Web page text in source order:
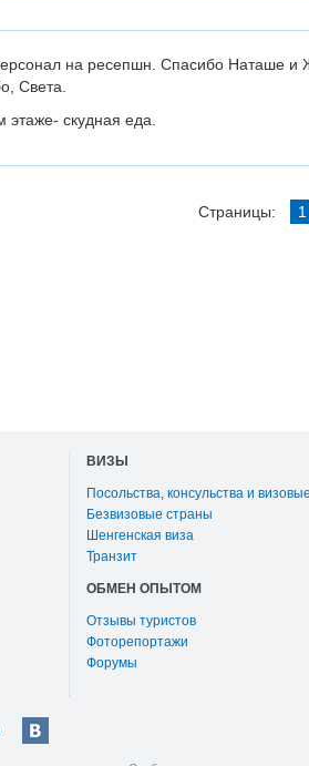
на ресепшн. Спасибо Наташе и
Света.
скудная еда.
Страницы: 1
ВИЗЫ
Посольства, консульства и
Безвизовые страны
Шенгенская виза
Транзит
ОБМЕН ОПЫТОМ
Отзывы туристов
Фоторепортажи
Форумы